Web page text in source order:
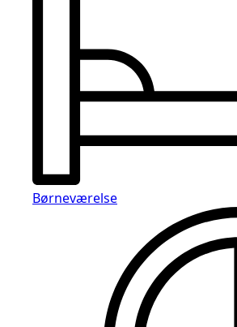
Børneværelse